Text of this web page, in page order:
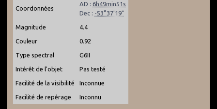
Coordonnées
AD : 6h49min51s
Dec : -53°37'19"
Magnitude 4.4
Couleur 0.92
Type spectral G6II
Intérêt de l'objet Pas testé
Facilité de la visibilité Inconnue
Facilité de repérage Inconnu